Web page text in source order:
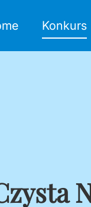
Konkurs